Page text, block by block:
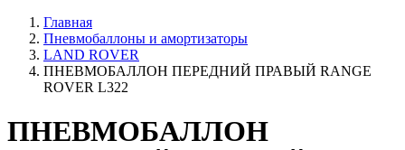
Главная
Пневмобаллоны и амортизаторы
LAND ROVER
ПНЕВМОБАЛЛОН ПЕРЕДНИЙ ПРАВЫЙ RANGE
ROVER L322
ПНЕВМОБАЛЛОН